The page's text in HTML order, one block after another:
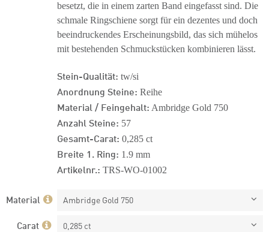
besetzt, die in einem zarten Band eingefasst sind. Die
schmale Ringschiene sorgt für ein dezentes und doch
beeindruckendes Erscheinungsbild, das sich mühelos
mit bestehenden Schmuckstücken kombinieren lässt.
Stein-Qualität: tw/si
Anordnung Steine: Reihe
Material / Feingehalt: Ambridge Gold 750
Anzahl Steine: 57
Gesamt-Carat: 0,285 ct
Breite 1. Ring: 1.9 mm
Artikelnr.: TRS-WO-01002
Material Ambridge Gold 750
Carat 0,285 ct